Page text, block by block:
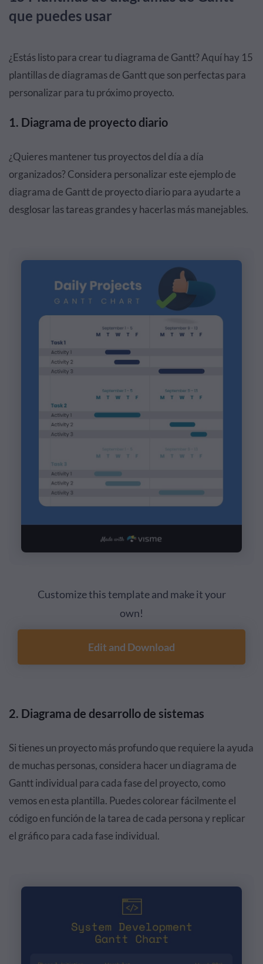
que puedes usar
¿Estás listo para crear tu diagrama de Gantt? Aquí hay 15
plantillas de diagramas de Gantt que son perfectas para
personalizar para tu próximo proyecto.
1. Diagrama de proyecto diario
¿Quieres mantener tus proyectos del día a día
organizados? Considera personalizar este ejemplo de
diagrama de Gantt de proyecto diario para ayudarte a
desglosar las tareas grandes y hacerlas más manejables.
Customize this template and make it your
own!
Edit and Download
2. Diagrama de desarrollo de sistemas
Si tienes un proyecto más profundo que requiere la ayuda
de muchas personas, considera hacer un diagrama de
Gantt individual para cada fase del proyecto, como
vemos en esta plantilla. Puedes colorear fácilmente el
código en función de la tarea de cada persona y replicar
el gráfico para cada fase individual.